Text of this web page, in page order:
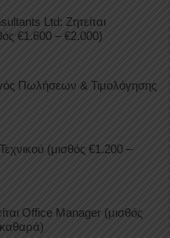
Ltd: Ζητείται
€1.600 – €2.000)
Πωλήσεων & Τιμολόγησης
(μισθός €1.200 –
Office Manager (μισθός